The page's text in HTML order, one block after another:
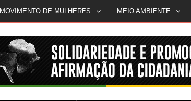
MOVIMENTO DE MULHERES MEIO AMBIENTE